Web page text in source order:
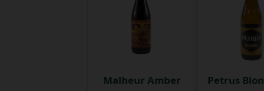
Malheur Amber
Petrus